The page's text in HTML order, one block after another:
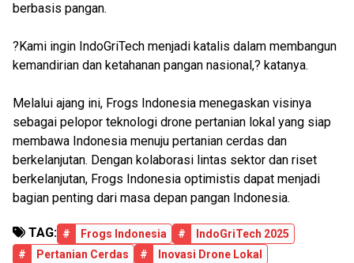
berbasis pangan.
?Kami ingin IndoGriTech menjadi katalis dalam membangun
kemandirian dan ketahanan pangan nasional,? katanya.
Melalui ajang ini, Frogs Indonesia menegaskan visinya
sebagai pelopor teknologi drone pertanian lokal yang siap
membawa Indonesia menuju pertanian cerdas dan
berkelanjutan. Dengan kolaborasi lintas sektor dan riset
berkelanjutan, Frogs Indonesia optimistis dapat menjadi
bagian penting dari masa depan pangan Indonesia.
TAG: # Frogs Indonesia #
IndoGriTech 2025
#
Pertanian Cerdas # Inovasi Drone Lokal